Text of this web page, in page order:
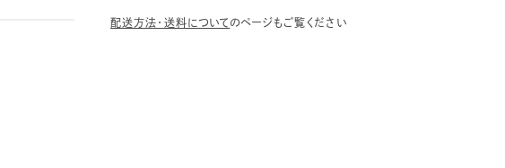
配送方法・送料について のページもご覧ください